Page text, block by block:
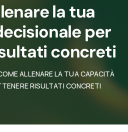
la tua
per
concreti
ALLENARE LA TUA CAPACITÀ
RISULTATI CONCRETI